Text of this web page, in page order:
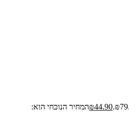
₪44.90
המחיר הנוכחי הוא: